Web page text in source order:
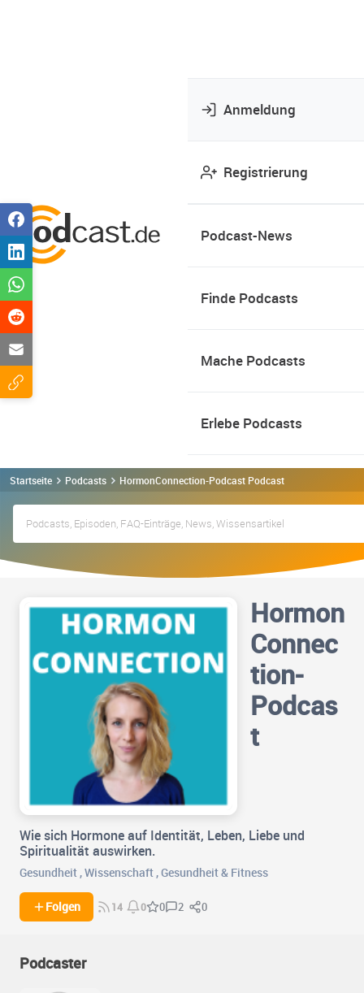
Anmeldung
Registrierung
Podcast-News
Finde Podcasts
Mache Podcasts
Erlebe Podcasts
Startseite Podcasts HormonConnection-Podcast Podcast
Hormon
Connec
tion-
Podcas
t
Wie sich Hormone auf Identität, Leben, Liebe und
Spiritualität auswirken.
Gesundheit ,Wissenschaft ,Gesundheit & Fitness
Folgen 14 0 0 2 0
Podcaster